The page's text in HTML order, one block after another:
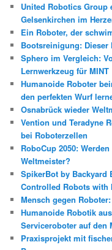
n
United Robotics Group
Gelsenkirchen im
Ein Roboter, der
Bootsreinigung: Dieser
Sphero im Vergleich:
Lernwerkzeug für MINT
Humanoide Roboter
den perfekten Wurf
Osnabrück wieder
Vention und Teradyne
bei Roboterzellen
RoboCup 2050:
Weltmeister?
SpikerBot by Backyard
Controlled Robots with
Mensch gegen
Humanoide Robotik
Serviceroboter auf den
Praxisprojekt mit